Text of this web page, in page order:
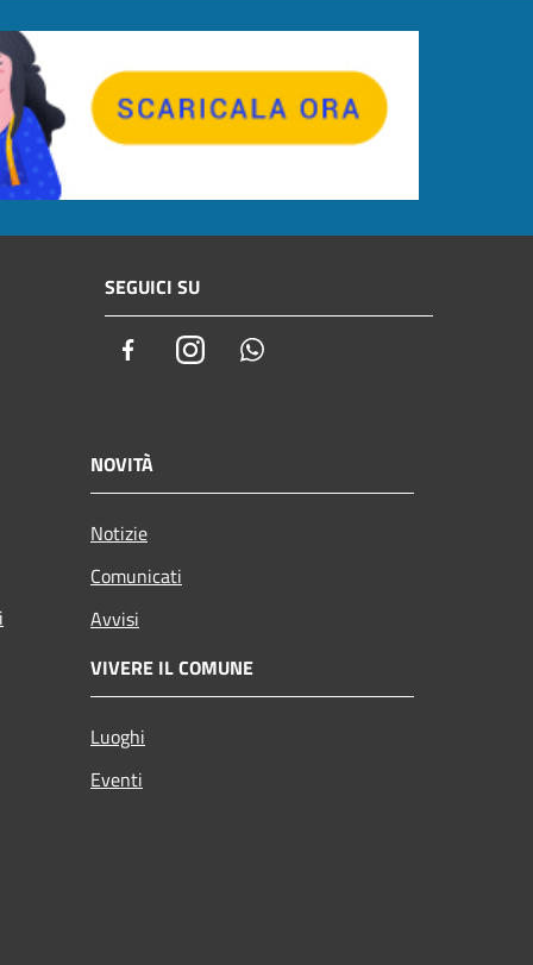
SEGUICI SU
FacebookInstagram
NOVITÀ
Notizie
Comunicati
Avvisi
VIVERE IL COMUNE
Luoghi
Eventi